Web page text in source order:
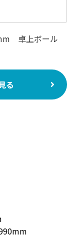
卓上ボール
る